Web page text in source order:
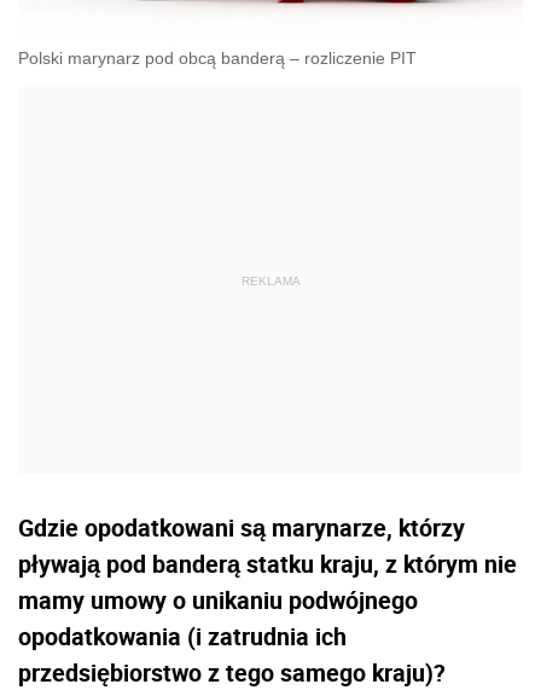
Polski marynarz pod obcą banderą – rozliczenie PIT
Gdzie opodatkowani są marynarze, którzy
pływają pod banderą statku kraju, z którym nie
mamy umowy o unikaniu podwójnego
opodatkowania (i zatrudnia ich
przedsiębiorstwo z tego samego kraju)?